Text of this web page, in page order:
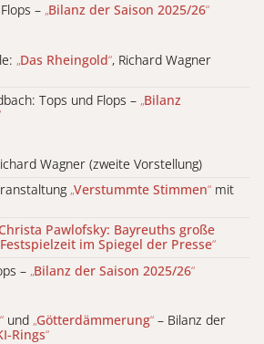
– „Bilanz der Saison 2025/26“
„Das Rheingold“, Richard Wagner
Tops und Flops – „Bilanz
Wagner (zweite Vorstellung)
„Verstummte Stimmen“ mit
Christa Pawlofsky: Bayreuths große
im Spiegel der Presse“
– „Bilanz der Saison 2025/26“
“ und „Götterdämmerung“ – Bilanz der
Rings“